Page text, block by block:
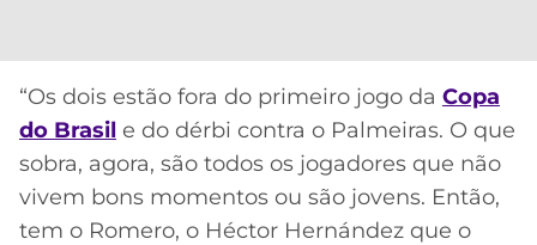
“Os dois estão fora do primeiro jogo da Copa
do Brasil e do dérbi contra o Palmeiras. O que
sobra, agora, são todos os jogadores que não
vivem bons momentos ou são jovens. Então,
tem o Romero, o Héctor Hernández que o